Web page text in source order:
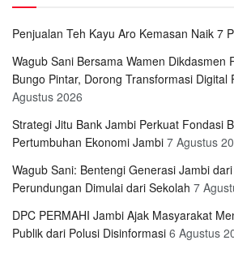
Penjualan Teh Kayu Aro Kemasan Naik 7
Wagub Sani Bersama Wamen Dikdasmen
Bungo Pintar, Dorong Transformasi Digital
Agustus 2026
Strategi Jitu Bank Jambi Perkuat Fondasi
Pertumbuhan Ekonomi Jambi 7 Agustus
Wagub Sani: Bentengi Generasi Jambi
Perundungan Dimulai dari Sekolah 7
DPC PERMAHI Jambi Ajak Masyarakat
Publik dari Polusi Disinformasi 6 Agustus